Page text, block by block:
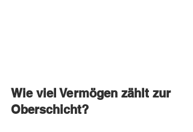
Wie viel Vermögen zählt zur
Oberschicht?